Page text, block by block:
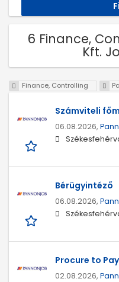
6 Finance,
Kft.
Finance, Controlling
Számviteli
06.08.2026,
Bérügyintéző
06.08.2026,
Procure to
02.08.2026,